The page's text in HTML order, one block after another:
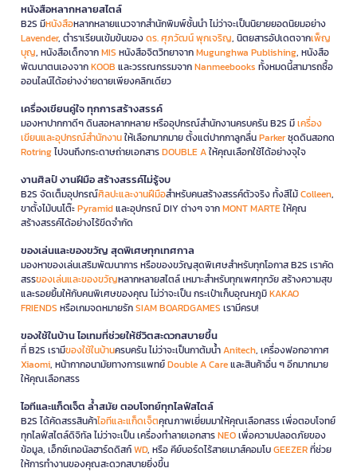
หนังสือหลากหลายสไตล์
B2S มีหนังสือหลากหลายแนวจากสำนักพิมพ์ชั้นนำ ไม่ว่าจะเป็นนิยายยอดนิยมอย่าง
Lavender, ตำราเรียนเข้มข้นของดร. ศุภวัฒน์ พุกเจริญ, นิตยสารอัปเดตจากเพ็ญ
บุญ, หนังสือเด็กจากMIS หนังสือจิตวิทยาจากMugunghwa Publishing, หนังสือ
พัฒนาตนเองจากKOOB และวรรณกรรมจากNanmeebooks ทั้งหมดนี้สามารถซื้อ
ออนไลน์ได้อย่างง่ายดายเพียงคลิกเดียว
เครื่องเขียนคู่ใจ ทุกการสร้างสรรค์
มองหาปากกาดีๆ ดินสอหลากหลาย หรืออุปกรณ์สำนักงานครบครัน B2S มีเครื่อง
เขียนและอุปกรณ์สำนักงานให้เลือกมากมาย ตั้งแต่ปากกาลูกลื่นParkerชุดดินสอกด
Rotringไปจนถึงกระดาษถ่ายเอกสารDOUBLE Aให้คุณเลือกใช้ได้อย่างจุใจ
งานศิลป์ งานฝีมือ สร้างสรรค์ไม่รู้จบ
B2S จัดเต็มอุปกรณ์ศิลปะและงานฝีมือสำหรับคนสร้างสรรค์ตัวจริง ทั้งสีไม้Colleen,
ขาตั้งไม้บนโต๊ะPyramidและอุปกรณ์ DIY ต่างๆ จากMONT MARTEให้คุณ
สร้างสรรค์ได้อย่างไร้ขีดจำกัด
ของเล่นและของขวัญ สุดพิเศษทุกเทศกาล
มองหาของเล่นเสริมพัฒนาการ หรือของขวัญสุดพิเศษสำหรับทุกโอกาส B2S เราคัด
สรรของเล่นและของขวัญหลากหลายสไตล์ เหมาะสำหรับทุกเพศทุกวัย สร้างความสุข
และรอยยิ้มให้กับคนพิเศษของคุณ ไม่ว่าจะเป็น กระเป๋าเก็บอุณหภูมิKAKAO
FRIENDS หรือเกมจดหมายรักSIAM BOARDGAMES เรามีครบ!
ของใช้ในบ้าน ไอเทมที่ช่วยให้ชีวิตสะดวกสบายขึ้น
ที่ B2S เรามีของใช้ในบ้านครบครัน ไม่ว่าจะเป็นกาต้มน้ำAnitech, เครื่องฟอกอากาศ
Xiaomi, หน้ากากอนามัยทางการแพทย์Double A Careและสินค้าอื่น ๆ อีกมากมาย
ให้คุณเลือกสรร
ไอทีและแก็ดเจ็ต ล้ำสมัย ตอบโจทย์ทุกไลฟ์สไตล์
B2S ได้คัดสรรสินค้าไอทีและแก็ดเจ็ตคุณภาพเยี่ยมมาให้คุณเลือกสรร เพื่อตอบโจทย์
ทุกไลฟ์สไตล์ดิจิทัล ไม่ว่าจะเป็น เครื่องทำลายเอกสารNEOเพื่อความปลอดภัยของ
ข้อมูล, เอ็กซ์เทอนัลฮาร์ดดิสก์WD, หรือ คีย์บอร์ดไร้สายเมาส์คอมโบGEEZERที่ช่วย
ให้การทำงานของคุณสะดวกสบายยิ่งขึ้น